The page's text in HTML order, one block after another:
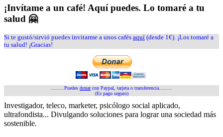
¡Invítame a un café! Aquí puedes. Lo tomaré a tu
salud 🤗
Si te gustó/sirvió puedes invitarme a unos cafés aquí (desde 1€). ¡Los tomaré a
tu salud! ¡Gracias!
.........Puedes donarcon Paypal, tarjeta o transferencia.........
(Es pago seguro)
Investigador, teleco, marketer, psicólogo social aplicado,
ultrafondista... Divulgando soluciones para lograr una sociedad más
sostenible.